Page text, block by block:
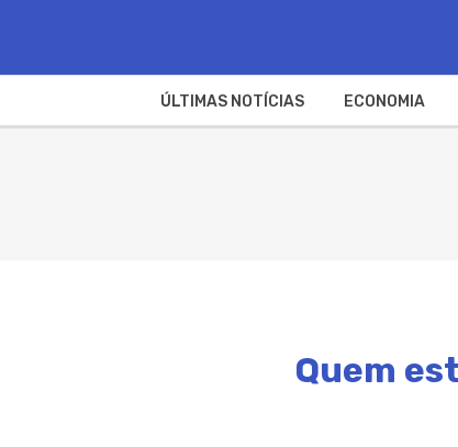
ÚLTIMAS NOTÍCIAS ECONOMIA
Quem